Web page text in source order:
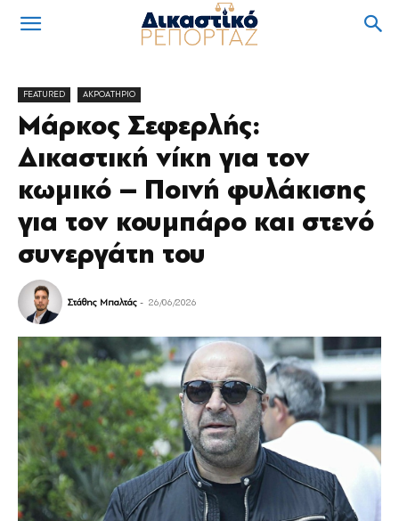
FEATURED ΑΚΡΟΑΤΗΡΙΟ
Μάρκος Σεφερλής:
Δικαστική νίκη για τον
κωμικό – Ποινή φυλάκισης
για τον κουμπάρο και στενό
συνεργάτη του
Στάθης Μπαλτάς - 26/06/2026